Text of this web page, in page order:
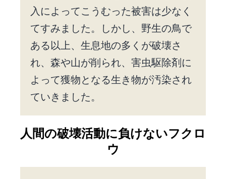
入によってこうむった被害は少なく
てすみました。しかし、野生の鳥で
ある以上、生息地の多くが破壊さ
れ、森や山が削られ、害虫駆除剤に
よって獲物となる生き物が汚染され
ていきました。
人間の破壊活動に負けないフクロ
ウ